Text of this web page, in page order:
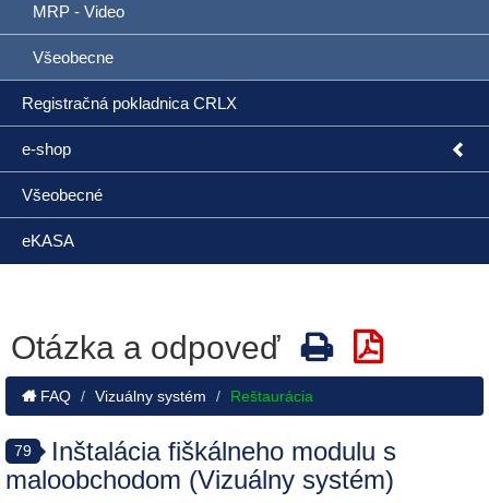
MRP - Video
Všeobecne
Registračná pokladnica CRLX
e-shop
Všeobecné
eKASA
Otázka a odpoveď
FAQ Vizuálny systém Reštaurácia
79
Inštalácia fiškálneho modulu s
maloobchodom (Vizuálny systém)